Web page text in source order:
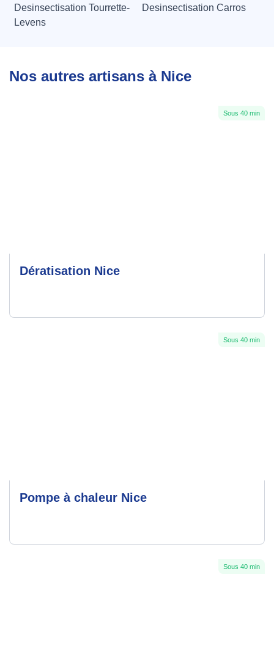
Desinsectisation Tourrette-
Levens
Desinsectisation Carros
Nos autres artisans à Nice
Sous 40 min
Dératisation Nice
Sous 40 min
Pompe à chaleur Nice
Sous 40 min